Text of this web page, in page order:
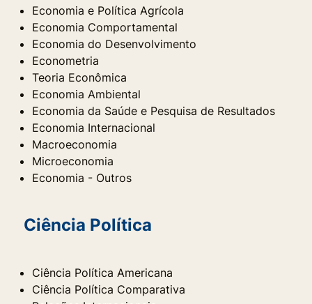
Economia e Política Agrícola
Economia Comportamental
Economia do Desenvolvimento
Econometria
Teoria Econômica
Economia Ambiental
Economia da Saúde e Pesquisa de Resultados
Economia Internacional
Macroeconomia
Microeconomia
Economia - Outros
Ciência Política
Ciência Política Americana
Ciência Política Comparativa